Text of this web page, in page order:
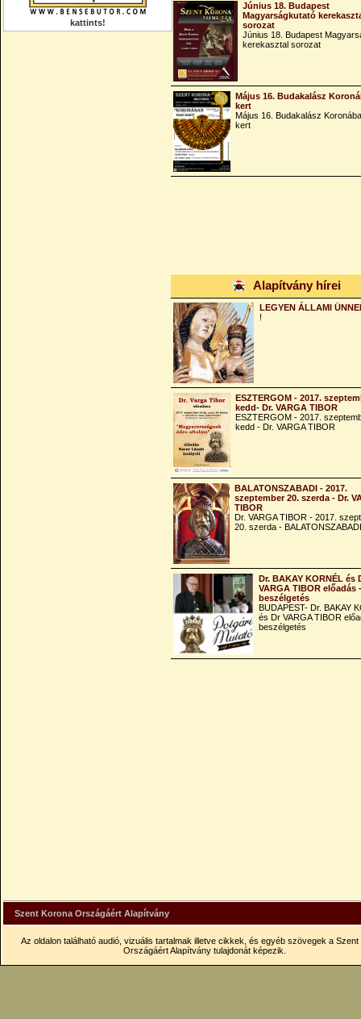
kattints!
Június 18. Budapest
Magyarságkutató
sorozat
Június 18. Budapest
kerekasztal sorozat
Május 16. Budakalász
kert
Május 16. Budakalász
kert
Alapítvány hírei
LEGYEN ÁLLAMI
!
ESZTERGOM - 2017.
kedd- Dr. VARGA TIBOR
ESZTERGOM - 2017.
kedd - Dr. VARGA TIBOR
BALATONSZABADI - 2017.
szeptember 20. szerda - Dr.
TIBOR
Dr. VARGA TIBOR - 2017.
20. szerda - BALATONSZABADI
Dr. BAKAY KORNÉL és
VARGA TIBOR előadás -
beszélgetés
BUDAPEST- Dr. BAKAY
és Dr VARGA TIBOR
beszélgetés
Szent Korona Országáért Alapítvány
Az oldalon található audió, vizuális tartalmak illetve cikkek, és egyéb szövegek a Szent
Országáért Alapítvány tulajdonát képezik.